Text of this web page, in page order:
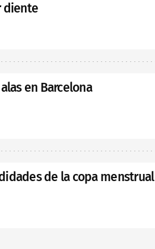
diente
en Barcelona
de la copa menstrual